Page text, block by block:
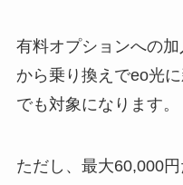
有料オプションへの
から乗り換えでeo光
でも対象になります。
ただし、最大60,000